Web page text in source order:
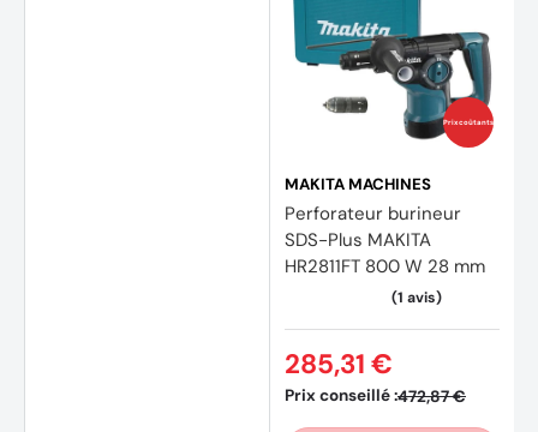
Prix coûtants
MAKITA MACHINES
Perforateur burineur
SDS-Plus MAKITA
HR2811FT 800 W 28 mm
Prix conseillé :472,87 €
285,31 €